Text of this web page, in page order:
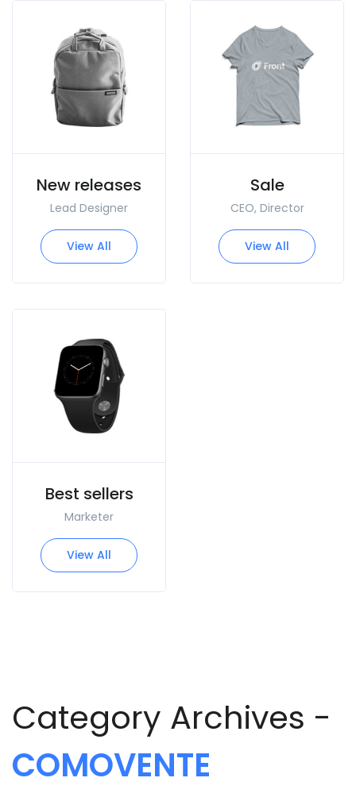
New releases
Lead Designer
View All
Sale
CEO, Director
View All
Best sellers
Marketer
View All
Category Archives -
COMOVENTE